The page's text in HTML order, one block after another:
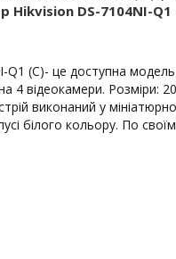
Hikvision DS-7104NI-Q1
Q1 (C)- це доступна
4 відеокамери. Розміри:
виконаний у
білого кольору. По